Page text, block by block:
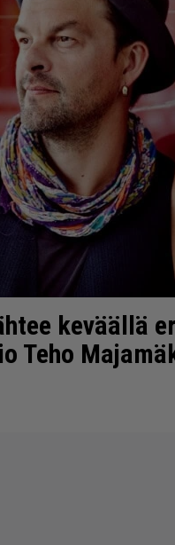
keväällä
Teho